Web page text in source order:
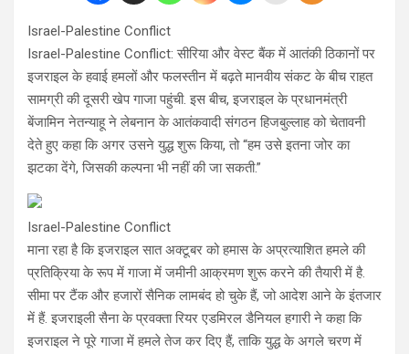
Israel-Palestine Conflict
Israel-Palestine Conflict: सीरिया और वेस्ट बैंक में आतंकी ठिकानों पर
इजराइल के हवाई हमलों और फलस्तीन में बढ़ते मानवीय संकट के बीच राहत
सामग्री की दूसरी खेप गाजा पहुंची. इस बीच, इजराइल के प्रधानमंत्री
बेंजामिन नेतन्याहू ने लेबनान के आतंकवादी संगठन हिजबुल्लाह को चेतावनी
देते हुए कहा कि अगर उसने युद्ध शुरू किया, तो “हम उसे इतना जोर का
झटका देंगे, जिसकी कल्पना भी नहीं की जा सकती.”
Israel-Palestine Conflict
माना रहा है कि इजराइल सात अक्टूबर को हमास के अप्रत्याशित हमले की
प्रतिक्रिया के रूप में गाजा में जमीनी आक्रमण शुरू करने की तैयारी में है.
सीमा पर टैंक और हजारों सैनिक लामबंद हो चुके हैं, जो आदेश आने के इंतजार
में हैं. इजराइली सैना के प्रवक्ता रियर एडमिरल डैनियल हगारी ने कहा कि
इजराइल ने पूरे गाजा में हमले तेज कर दिए हैं, ताकि युद्ध के अगले चरण में